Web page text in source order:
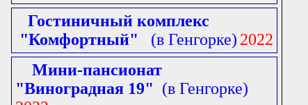
Гостиничный комплекс
"Комфортный" (в Генгорке) 2022
Мини-пансионат
"Виноградная 19" (в Генгорке)